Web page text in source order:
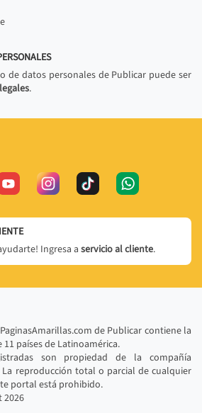
de datos personales de Publicar puede ser
.
Ingresa a servicio al cliente.
de Publicar contiene la
países de Latinoamérica.
son propiedad de la compañía
La reproducción total o parcial de cualquier
portal está prohibido.
2026